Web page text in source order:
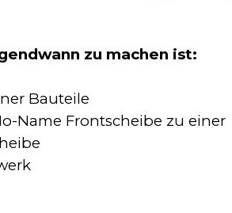
zu machen ist:
Bauteile
Name Frontscheibe zu einer